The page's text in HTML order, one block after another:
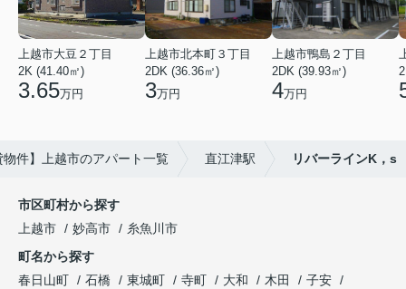
上越市大豆２丁目
2K (41.40㎡)
3.65万円
上越市北本町３丁目
2DK (36.36㎡)
3万円
上越市鴨島２丁目
2DK (39.93㎡)
4万円
物件】上越市のアパート一覧 直江津駅 リバーラインK，s
市区町村から探す
上越市
妙高市
糸魚川市
町名から探す
春日山町
石橋 東城町 寺町 大和 木田
子安